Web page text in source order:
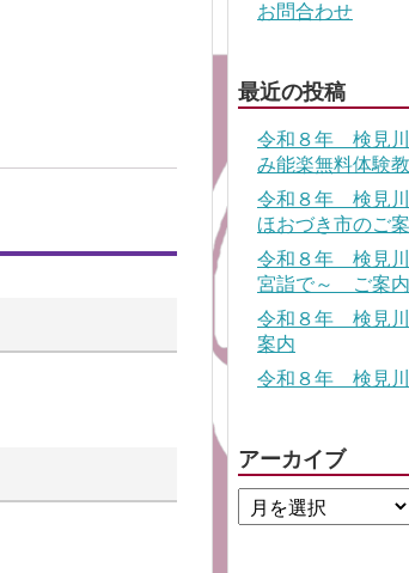
お問合わせ
最近の投稿
令和８年 検見川
み能楽無料体験
令和８年 検見
ほおづき市のご
令和８年 検見川
宮詣で～ ご案内
令和８年 検見
案内
令和８年 検見川
アーカイブ